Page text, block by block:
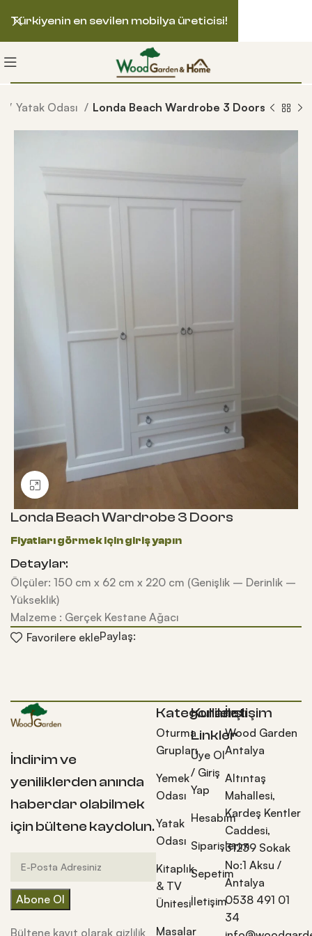
Yatak Odası Londa Beach Wardrobe 3 Doors
Büyütmek için tıklayın
Londa Beach Wardrobe 3 Doors
Detaylar:
Ölçüler: 150 cm x 62 cm x 220 cm (Genişlik – Derinlik –
Yükseklik)
Malzeme : Gerçek Kestane Ağacı
Favorilere eklePaylaş:
İndirim ve
yeniliklerden anında
haberdar olabilmek
için bültene kaydolun.
Bültene kayıt olarak gizlilik
Kategoriler
Oturma
Grupları
Yemek
Odası
Yatak
Odası
Kitaplık
& TV
Ünitesi
Masalar
Kullanışlı
Linkler
Üye Ol
/ Giriş
Yap
Hesabım
Siparişlerim
Sepetim
İletişim
İletişim
Wood Garden
Antalya
Altıntaş
Mahallesi,
Kardeş Kentler
Caddesi,
31239 Sokak
No:1 Aksu /
Antalya
0538 491 01
34
Türkiyenin en sevilen mobilya üreticisi!